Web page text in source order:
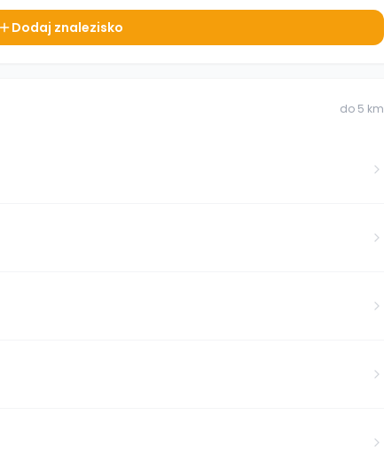
Dodaj znalezisko
do 5 km